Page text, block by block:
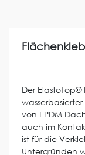
Der
von EPDM
auch im
ist für die
Untergründen